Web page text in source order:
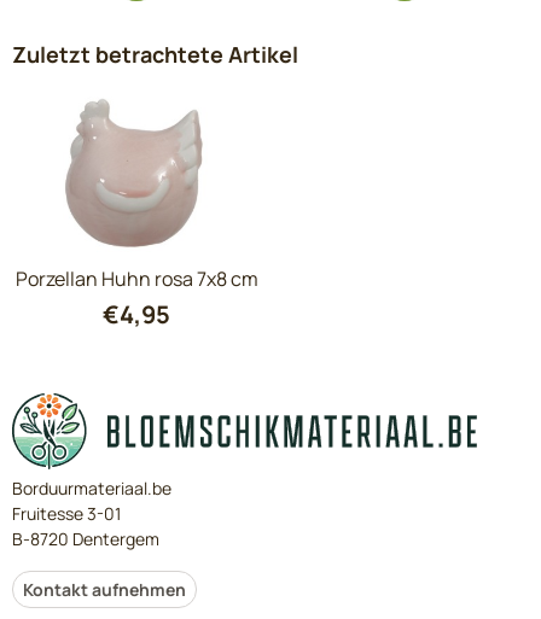
Zuletzt betrachtete Artikel
Porzellan Huhn rosa 7x8 cm
€4,95
Borduurmateriaal.be
Fruitesse 3-01
B-8720 Dentergem
Kontakt aufnehmen